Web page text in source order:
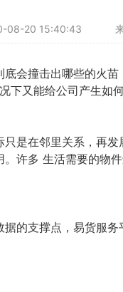
08-20 15:40:43
会撞击出哪些的火
下又能给公司产生如
只是在邻里关系，再
许多 生活需要的物
支撑点，易货服务